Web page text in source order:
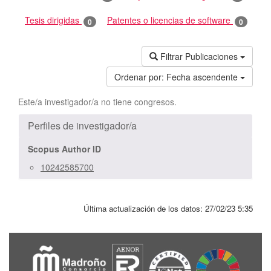
Tesis dirigidas 0 Patentes o licencias de software 0
Filtrar Publicaciones
Ordenar por: Fecha ascendente
Este/a investigador/a no tiene congresos.
Perfiles de investigador/a
Scopus Author ID
10242585700
Última actualización de los datos: 27/02/23 5:35